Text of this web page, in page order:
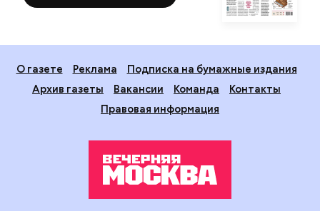
О газете Реклама
Подписка на бумажные издания
Архив газеты
Вакансии Команда
Контакты
Правовая информация